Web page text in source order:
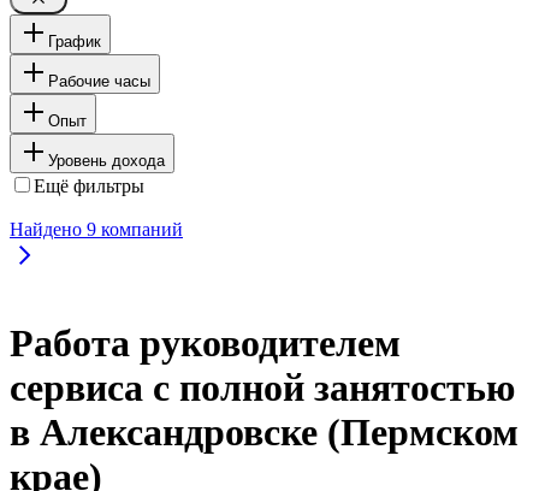
График
Рабочие часы
Опыт
Уровень дохода
Ещё фильтры
Найдено 9 компаний
Работа руководителем
сервиса с полной занятостью
в Александровске (Пермском
крае)